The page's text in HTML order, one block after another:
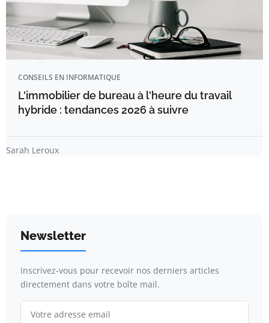
CONSEILS EN INFORMATIQUE
L'immobilier de bureau à l'heure du travail
hybride : tendances 2026 à suivre
Sarah Leroux
Newsletter
Inscrivez-vous pour recevoir nos derniers articles
directement dans votre boîte mail.